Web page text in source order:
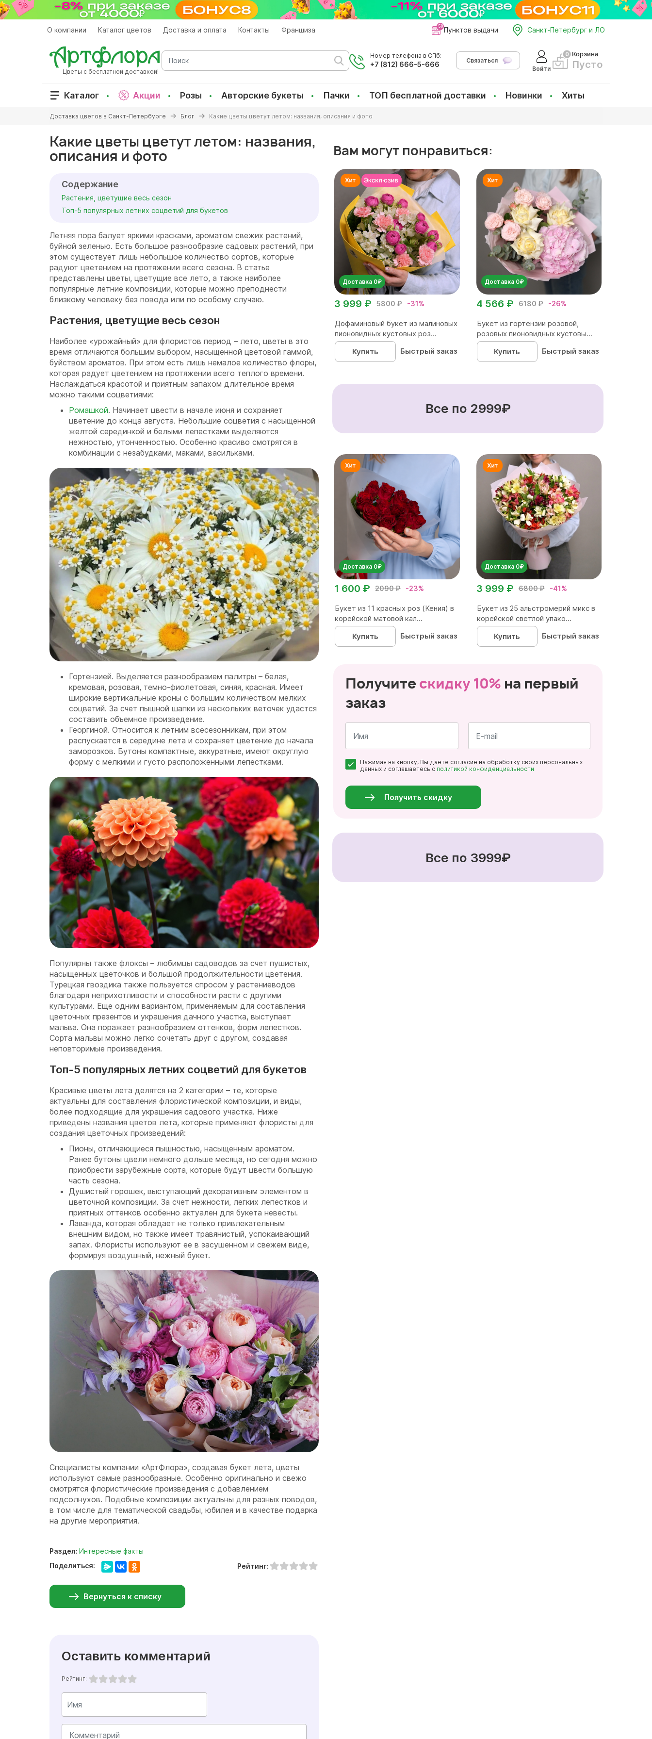
Перейти
к
О компании Каталог цветов Доставка и оплата Контакты Франшиза Пунктов выдачи Санкт-Петербург и ЛО
Цветы с бесплатной доставкой!
Поиск
Номер телефона в СПб:
+7 (812) 666-5-666
Связаться
Войти
Корзина
Пусто
Каталог Акции Розы Авторские букеты Пачки ТОП бесплатной доставки Новинки Хиты
здесь
Доставка цветов в Санкт-Петербурге Блог Какие цветы цветут летом: названия, описания и фото
Какие цветы цветут летом: названия,
описания и фото
Содержание
Растения, цветущие весь сезон
Топ-5 популярных летних соцветий для букетов
Летняя пора балует яркими красками, ароматом свежих растений,
буйной зеленью. Есть большое разнообразие садовых растений, при
этом существует лишь небольшое количество сортов, которые
радуют цветением на протяжении всего сезона. В статье
представлены цветы, цветущие все лето, а также наиболее
популярные летние композиции, которые можно преподнести
близкому человеку без повода или по особому случаю.
Растения, цветущие весь сезон
Наиболее «урожайный» для флористов период – лето, цветы в это
время отличаются большим выбором, насыщенной цветовой гаммой,
буйством ароматов. При этом есть лишь немалое количество флоры,
которая радует цветением на протяжении всего теплого времени.
Наслаждаться красотой и приятным запахом длительное время
можно такими соцветиями:
Ромашкой. Начинает цвести в начале июня и сохраняет
цветение до конца августа. Небольшие соцветия с насыщенной
желтой серединкой и белыми лепестками выделяются
нежностью, утонченностью. Особенно красиво смотрятся в
комбинации с незабудками, маками, васильками.
Гортензией. Выделяется разнообразием палитры – белая,
кремовая, розовая, темно-фиолетовая, синяя, красная. Имеет
широкие вертикальные кроны с большим количеством мелких
соцветий. За счет пышной шапки из нескольких веточек удастся
составить объемное произведение.
Георгиной. Относится к летним всесезонникам, при этом
распускается в середине лета и сохраняет цветение до начала
заморозков. Бутоны компактные, аккуратные, имеют округлую
форму с мелкими и густо расположенными лепестками.
Популярны также флоксы – любимцы садоводов за счет пушистых,
насыщенных цветочков и большой продолжительности цветения.
Турецкая гвоздика также пользуется спросом у растениеводов
благодаря неприхотливости и способности расти с другими
культурами. Еще одним вариантом, применяемым для составления
цветочных презентов и украшения дачного участка, выступает
мальва. Она поражает разнообразием оттенков, форм лепестков.
Сорта мальвы можно легко сочетать друг с другом, создавая
неповторимые произведения.
Топ-5 популярных летних соцветий для букетов
Красивые цветы лета делятся на 2 категории – те, которые
актуальны для составления флористической композиции, и виды,
более подходящие для украшения садового участка. Ниже
приведены названия цветов лета, которые применяют флористы для
создания цветочных произведений:
Пионы, отличающиеся пышностью, насыщенным ароматом.
Ранее бутоны цвели немного дольше месяца, но сегодня можно
приобрести зарубежные сорта, которые будут цвести большую
часть сезона.
Душистый горошек, выступающий декоративным элементом в
цветочной композиции. За счет нежности, легких лепестков и
приятных оттенков особенно актуален для букета невесты.
Лаванда, которая обладает не только привлекательным
внешним видом, но также имеет травянистый, успокаивающий
запах. Флористы используют ее в засушенном и свежем виде,
формируя воздушный, нежный букет.
Специалисты компании «АртФлора», создавая букет лета, цветы
используют самые разнообразные. Особенно оригинально и свежо
смотрятся флористические произведения с добавлением
подсолнухов. Подобные композиции актуальны для разных поводов,
в том числе для тематической свадьбы, юбилея и в качестве подарка
на другие мероприятия.
Раздел: Интересные факты
Поделиться:
Рейтинг:
Вернуться к списку
Оставить комментарий
Рейтинг:
Вам могут понравиться:
Доставка 0₽
5800 ₽ -31%
3 999 ₽
Дофаминовый букет из малиновых
пионовидных кустовых роз...
Купить
Быстрый заказ
Доставка 0₽
6180 ₽ -26%
4 566 ₽
Букет из гортензии розовой,
розовых пионовидных кустовы...
Купить
Быстрый заказ
Все по 2999₽
Доставка 0₽
2090 ₽ -23%
1 600 ₽
Букет из 11 красных роз (Кения) в
корейской матовой кал...
Купить
Быстрый заказ
Доставка 0₽
6800 ₽ -41%
3 999 ₽
Букет из 25 альстромерий микс в
корейской светлой упако...
Купить
Быстрый заказ
Получитескидку 10% на первый
заказ
*
*
Нажимая на кнопку, Вы даете согласие на обработку своих персональных
данных и соглашаетесь с политикой конфиденциальности
Получить скидку
Все по 3999₽